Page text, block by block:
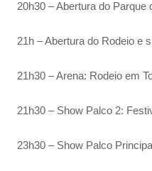
20h30 – Abertura do Parque
21h – Abertura do Rodeio e
21h30 – Arena: Rodeio em
21h30 – Show Palco 2:
23h30 – Show Palco